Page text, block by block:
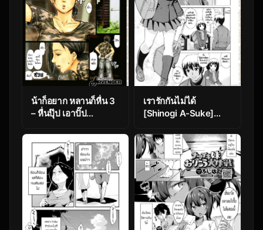
น้าก็อยาก หลานก็หื่น 3
– หื่นปุ๊ป เอาปั๊ป
Oba-san no Karada
ga Kimochi Yosugiru
kara ~Boku no Oba-
san wa Chou Meiki
datta~ | My Aunt’s
Body is Irresistible.
~Her Hole is the
Best~ – Part 3
เรารักกันไม่ได้
[Shinogi A-Suke]
Unfitting Puzzle
(COMIC MUJIN
2010-11)